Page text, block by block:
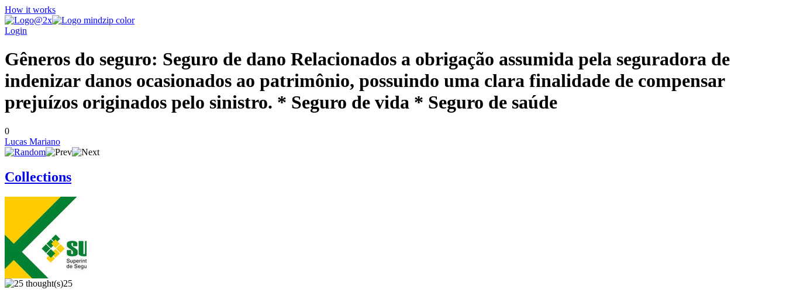
How it works
Login
Gêneros do seguro: Seguro de dano Relacionados a obrigação assumida pela seguradora de
indenizar danos ocasionados ao patrimônio, possuindo uma clara finalidade de compensar
prejuízos originados pelo sinistro. * Seguro de vida * Seguro de saúde
0
Lucas Mariano
Collections
25